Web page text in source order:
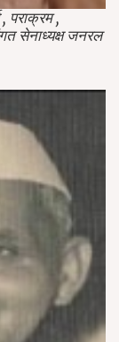
पराक्रम ,
सेनाध्यक्ष जनरल